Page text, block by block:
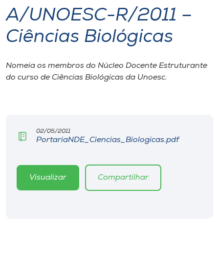
I.nova
Cultura
Biblioteca
Editora
A/UNOESC-R/2011 –
Ciências Biológicas
Nomeia os membros do Núcleo Docente Estruturante
do curso de Ciências Biológicas da Unoesc.
02/05/2011
PortariaNDE_Ciencias_Biologicas.pdf
Visualizar Compartilhar